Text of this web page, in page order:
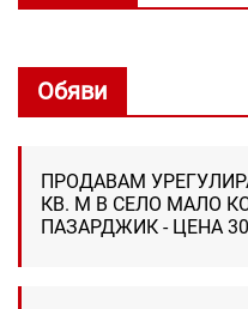
Обяви
ПРОДАВАМ
КВ. М В СЕЛО МАЛО
ПАЗАРДЖИК - ЦЕНА 30